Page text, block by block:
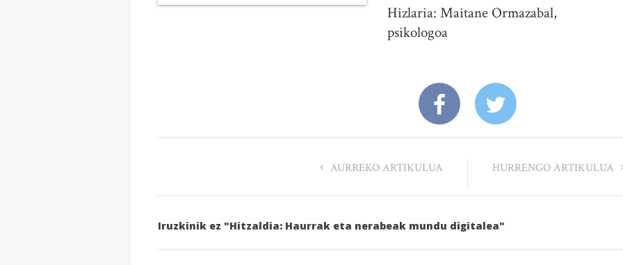
Hizlaria: Maitane Ormazabal,
psikologoa
AURREKO ARTIKULUA HURRENGO ARTIKULUA
Iruzkinik ez "Hitzaldia: Haurrak eta nerabeak mundu digitalea"